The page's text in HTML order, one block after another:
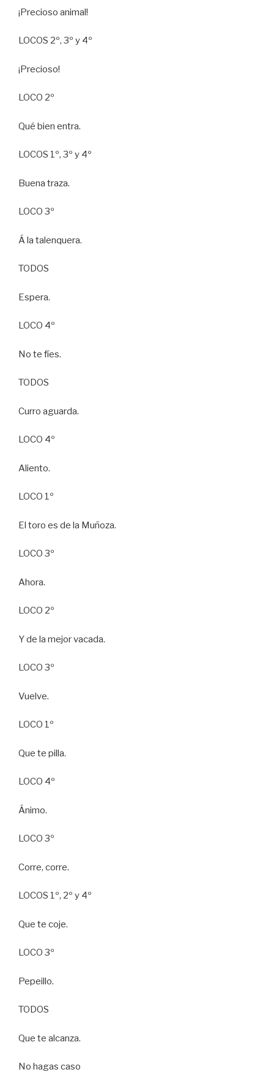
¡Precioso animal!
LOCOS 2º, 3º y 4º
¡Precioso!
LOCO 2º
Qué bien entra.
LOCOS 1º, 3º y 4º
Buena traza.
LOCO 3º
Á la talenquera.
TODOS
Espera.
LOCO 4º
No te fíes.
TODOS
Curro aguarda.
LOCO 4º
Aliento.
LOCO 1º
El toro es de la Muñoza.
LOCO 3º
Ahora.
LOCO 2º
Y de la mejor vacada.
LOCO 3º
Vuelve.
LOCO 1º
Que te pilla.
LOCO 4º
Ánimo.
LOCO 3º
Corre, corre.
LOCOS 1º, 2º y 4º
Que te coje.
LOCO 3º
Pepeillo.
TODOS
Que te alcanza.
No hagas caso